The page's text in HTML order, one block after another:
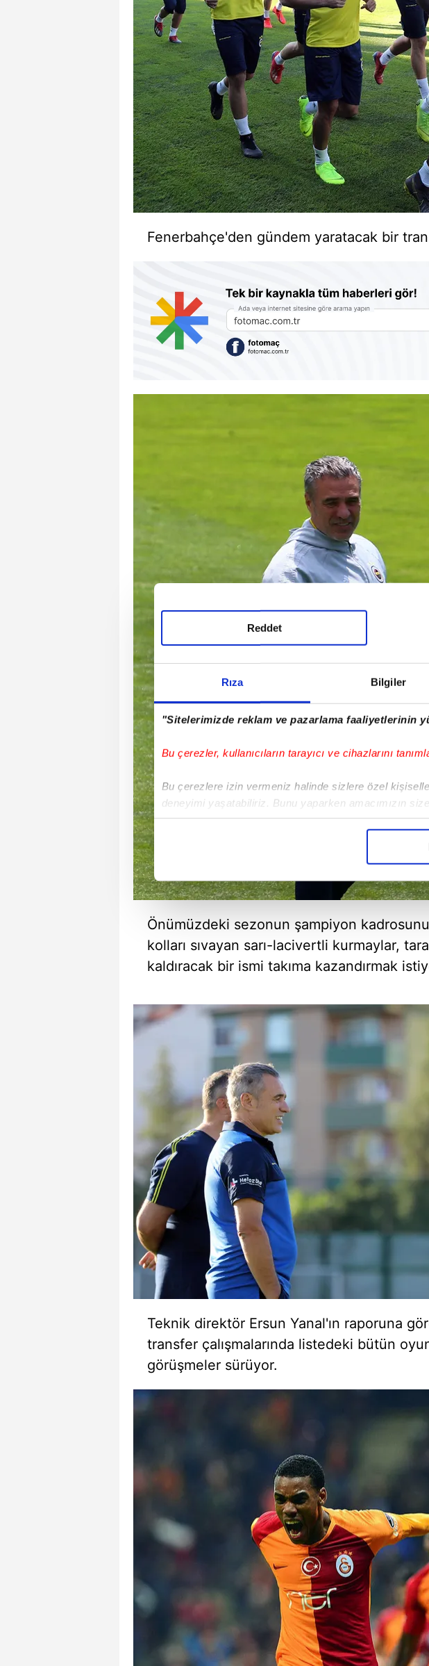
Rıza Bilgiler
"Sitelerimizde reklam ve pazarlama faaliyetlerinin
Bu çerezler, kullanıcıların tarayıcı ve cihazlarını
Bu çerezlere izin vermeniz halinde sizlere özel
deneyimi yaşatabiliriz. Bunu yaparken amacımızın
içerikleri sunabilmek adına elimizden gelen çabayı
Sizlere daha iyi bir hizmet sunabilmek için İnternet
çerezler vasıtasıyla çeşitli kişisel verileriniz
amacıyla kullanılmaktadır. Diğer çerezler, sitemizin
reklam/pazarlama faaliyetlerinin yapılması, amaçlarıyla
butonuna tıklayabilir,Çerez Bilgilendirme Metnimizi
6698 sayılı Kişisel Verilerin Korunması Kanunu
mevzuata uygun olarak kullanılan çerezlerle ilgili bilgi
Reddet
Fenerbahçe'den gündem yaratacak bir
Önümüzdeki sezonun şampiyon
kolları sıvayan sarı-lacivertli kurmaylar,
kaldıracak bir ismi takıma kazandırmak
Teknik direktör Ersun Yanal'ın raporuna
transfer çalışmalarında listedeki bütün
görüşmeler sürüyor.